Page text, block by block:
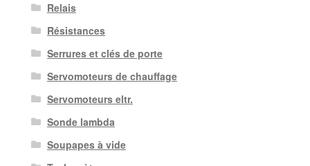
Relais
Résistances
Serrures et clés de porte
Servomoteurs de chauffage
Servomoteurs eltr.
Sonde lambda
Soupapes à vide